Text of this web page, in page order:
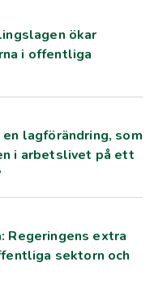
ökar
i offentliga
lagförändring, som
i arbetslivet på ett
Regeringens extra
sektorn och